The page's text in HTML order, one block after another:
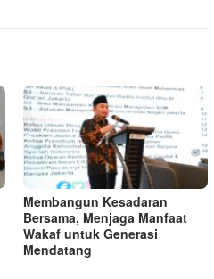
Membangun Kesadaran
Bersama, Menjaga Manfaat
Wakaf untuk Generasi
Mendatang